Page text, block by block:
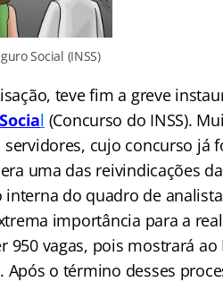
Social (INSS)
teve fim a greve
l (Concurso do INSS).
cujo concurso já
uma das reivindicações
interna do quadro de
importância para a
950 vagas, pois mostrará
Após o término desses